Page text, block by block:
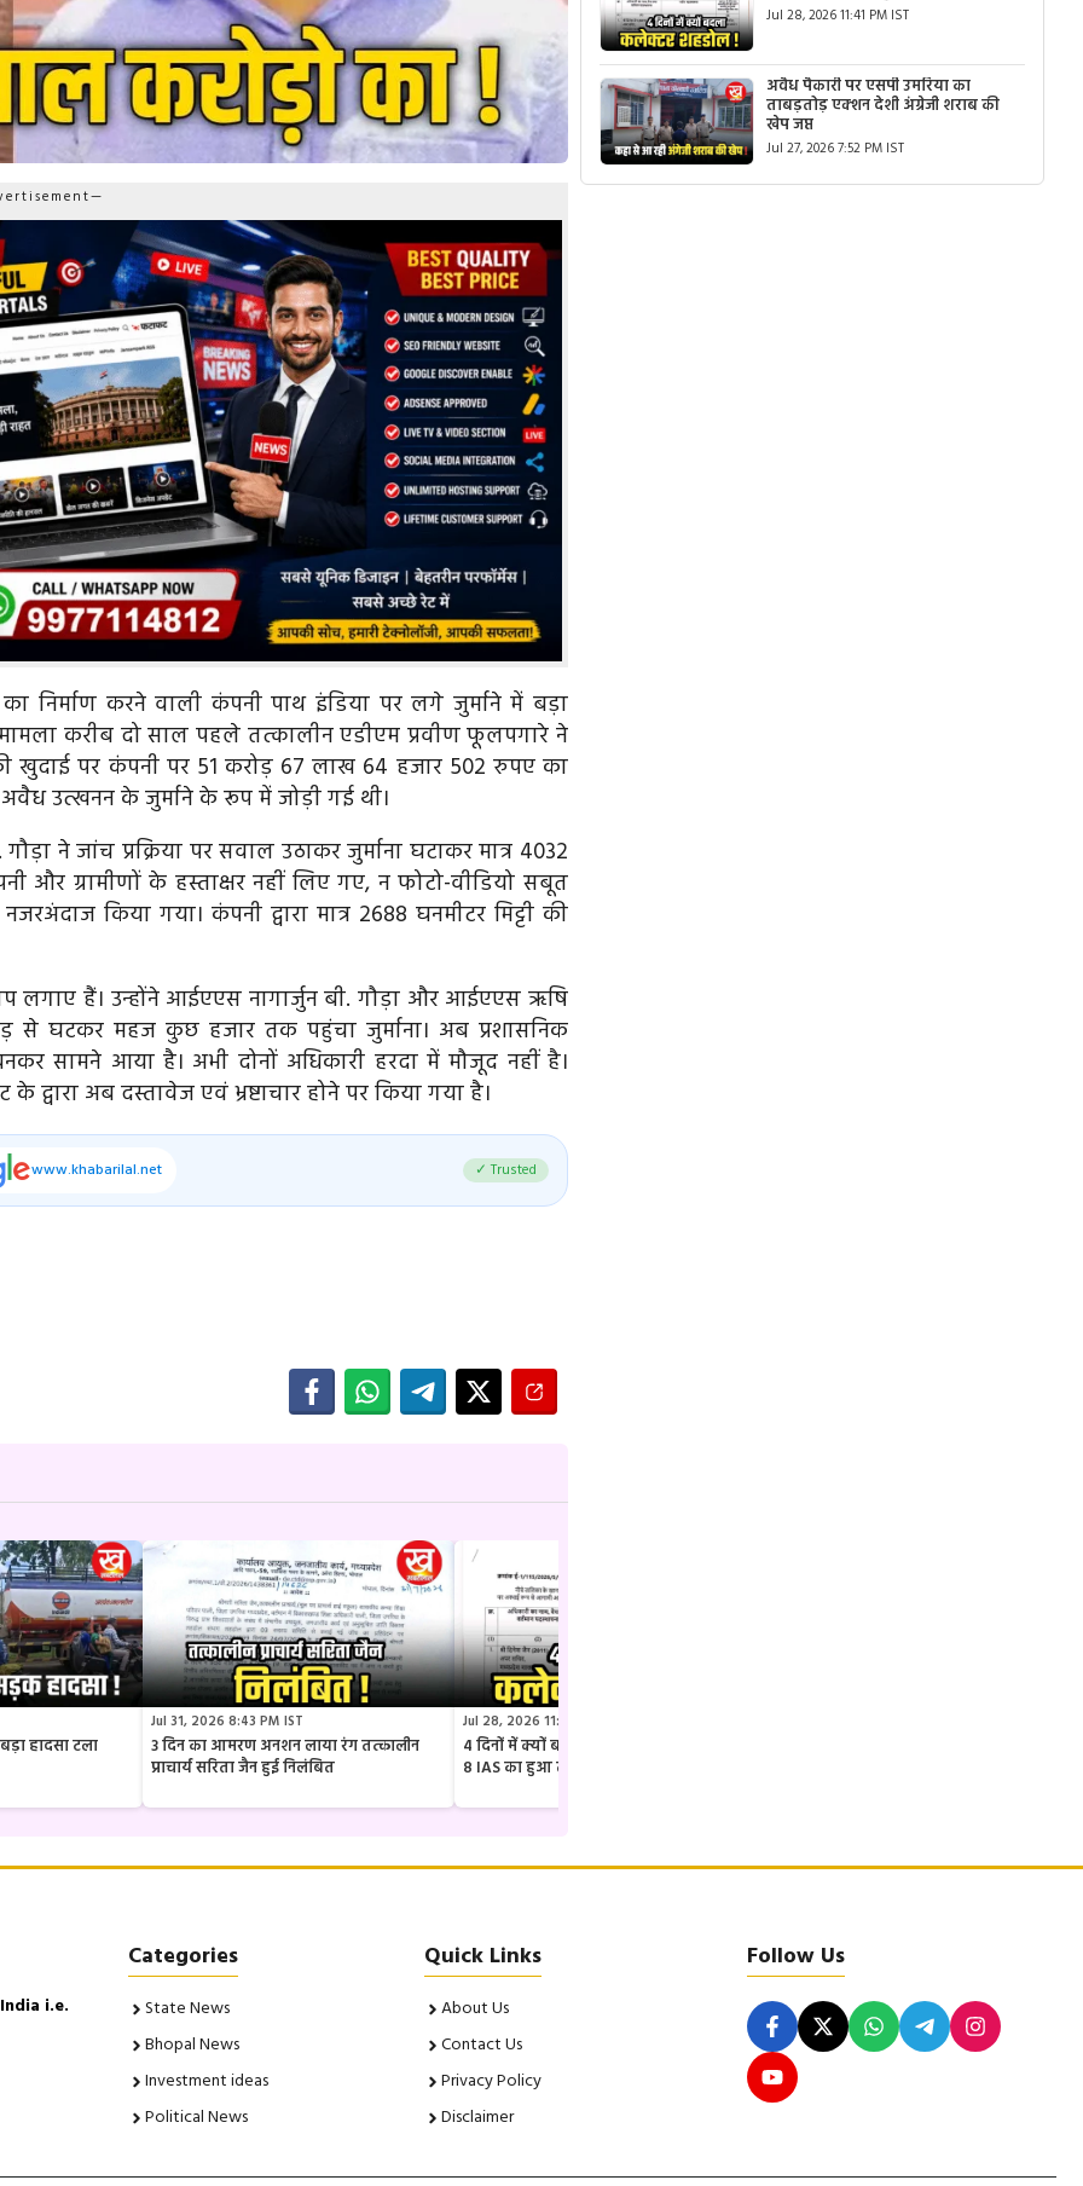
करने वाली कंपनी पाथ इंडिया पर लगे जुर्माने में बड़ा
करीब दो साल पहले तत्कालीन एडीएम प्रवीण फूलपगारे ने
खुदाई पर कंपनी पर 51 करोड़ 67 लाख 64 हजार 502 रुपए का
अवैध उत्खनन के जुर्माने के रूप में जोड़ी गई थी।
ने जांच प्रक्रिया पर सवाल उठाकर जुर्माना घटाकर मात्र 4032
और ग्रामीणों के हस्ताक्षर नहीं लिए गए, न फोटो-वीडियो सबूत
किया गया। कंपनी द्वारा मात्र 2688 घनमीटर मिट्टी की
लगाए हैं। उन्होंने आईएएस नागार्जुन बी. गौड़ा और आईएएस ऋषि
से घटकर महज कुछ हजार तक पहुंचा जुर्माना। अब प्रशासनिक
सामने आया है। अभी दोनों अधिकारी हरदा में मौजूद नहीं है।
अब दस्तावेज एवं भ्रष्टाचार होने पर किया गया है।
www.khabarilal.net ✓ Trusted
हादसा टला
Jul 31, 2026 8:43 PM IST
3 दिन का आमरण अनशन लाया रंग तत्कालीन
प्राचार्य सरिता जैन हुई निलंबित
Jul 28, 2026 11:41 PM IST
4 दिनों में क्यों बदल दिया गया कलेक्टर शहडोल
8 IAS का हुआ तबादला
Jul 28, 2026 11:41 PM IST
अवैध पैकारी पर एसपी उमरिया का
ताबड़तोड़ एक्शन देशी अंग्रेजी शराब की
खेप जप्त
Jul 27, 2026 7:52 PM IST
i.e.
Categories
State News
Bhopal News
Investment ideas
Political News
Quick Links
About Us
Contact Us
Privacy Policy
Disclaimer
Follow Us